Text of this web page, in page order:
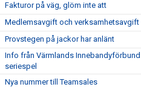
Fakturor på väg, glöm inte att
Medlemsavgift och verksamhetsavgift
Provstegen på jackor har anlänt
Info från Värmlands
seriespel
Nya nummer till Teamsales